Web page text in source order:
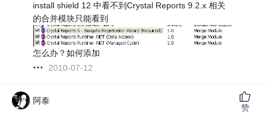
install shield 12 中看不到Crystal Reports 9.2.x 相关
的合并模块只能看到
怎么办？如何添加
2010-07-12
阿泰
赞